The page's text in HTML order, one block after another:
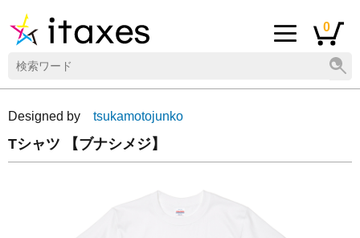
0
Designed by tsukamotojunko
Tシャツ 【ブナシメジ】